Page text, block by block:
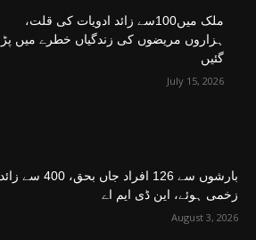
ملک میں100سے زائد ادویات کی قلت،
ہزاروں مریضوں کی زندگیاں خطرے میں پڑ
گئیں
July 15, 2026
بارشوں سے 126 افراد جاں بحق، 400 سے زائد
زخمی ہوئے، این ڈی ایم اے
August 3, 2026